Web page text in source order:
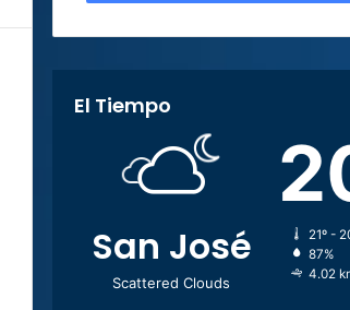
El Tiempo
San José
Scattered Clouds
21º -
87%
4.02